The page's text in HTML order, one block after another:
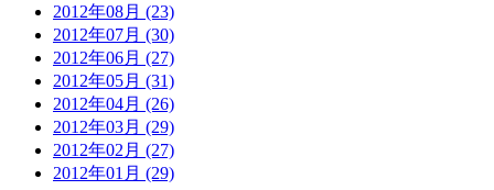
2012年08月 (23)
2012年07月 (30)
2012年06月 (27)
2012年05月 (31)
2012年04月 (26)
2012年03月 (29)
2012年02月 (27)
2012年01月 (29)